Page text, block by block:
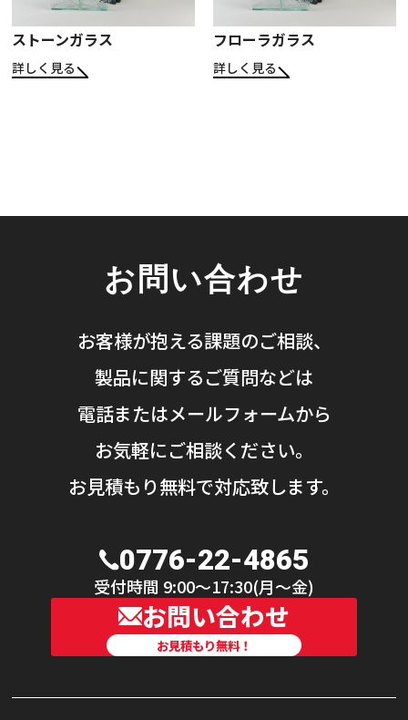
ストーンガラス
詳しく見る
フローラガラス
詳しく見る
お問い合わせ
お客様が抱える課題のご相談、
製品に関するご質問などは
電話またはメールフォームから
お気軽にご相談ください。
お見積もり無料で対応致します。
0776-22-4865
受付時間 9:00〜17:30(月〜金)
お問い合わせ
お見積もり無料！